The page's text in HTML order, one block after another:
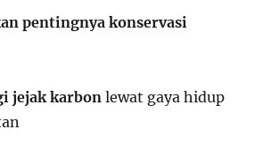
pentingnya konservasi
jejak karbon lewat gaya hidup